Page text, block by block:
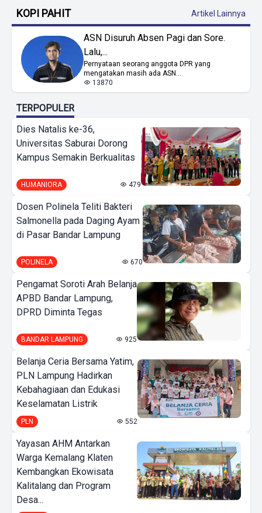
KOPI PAHIT Artikel Lainnya
ASN Disuruh Absen Pagi dan Sore.
Lalu,...
Pernyataan seorang anggota DPR yang
mengatakan masih ada ASN...
13870
TERPOPULER
Dies Natalis ke-36,
Universitas Saburai Dorong
Kampus Semakin Berkualitas
HUMANIORA 479
Dosen Polinela Teliti Bakteri
Salmonella pada Daging Ayam
di Pasar Bandar Lampung
POLINELA 670
Pengamat Soroti Arah Belanja
APBD Bandar Lampung,
DPRD Diminta Tegas
BANDAR LAMPUNG 925
Belanja Ceria Bersama Yatim,
PLN Lampung Hadirkan
Kebahagiaan dan Edukasi
Keselamatan Listrik
PLN 552
Yayasan AHM Antarkan
Warga Kemalang Klaten
Kembangkan Ekowisata
Kalitalang dan Program
Desa...